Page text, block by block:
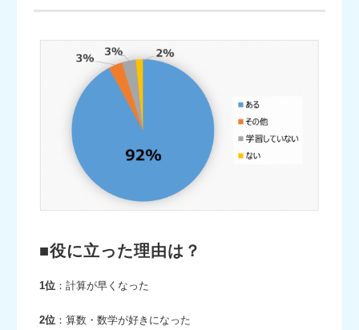
■役に立った理由は？
1位 ：計算が早くなった
2位 ：算数・数学が好きになった